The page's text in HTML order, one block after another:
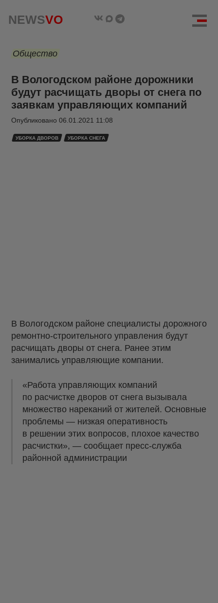
NEWSVO
Общество
В Вологодском районе дорожники
будут расчищать дворы от снега по
заявкам управляющих компаний
Опубликовано 06.01.2021 11:08
УБОРКА ДВОРОВ УБОРКА СНЕГА
В Вологодском районе специалисты дорожного
ремонтно-строительного управления будут
расчищать дворы от снега. Ранее этим
занимались управляющие компании.
«Работа управляющих компаний
по расчистке дворов от снега вызывала
множество нареканий от жителей. Основные
проблемы — низкая оперативность
в решении этих вопросов, плохое качество
расчистки», — сообщает пресс-служба
районной администрации